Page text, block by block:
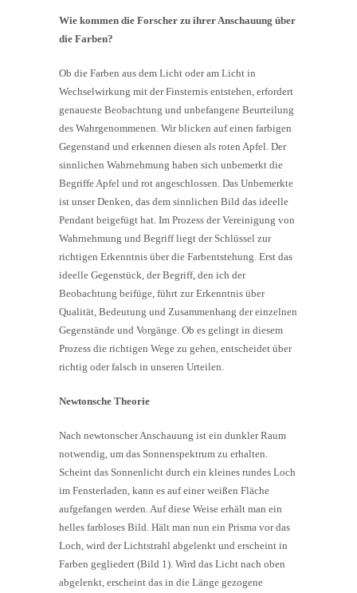
Wie kommen die Forscher zu ihrer Anschauung über
die Farben?
Ob die Farben aus dem Licht oder am Licht in
Wechselwirkung mit der Finsternis entstehen, erfordert
genaueste Beobachtung und unbefangene Beurteilung
des Wahrgenommenen. Wir blicken auf einen farbigen
Gegenstand und erkennen diesen als roten Apfel. Der
sinnlichen Wahrnehmung haben sich unbemerkt die
Begriffe Apfel und rot angeschlossen. Das Unbemerkte
ist unser Denken, das dem sinnlichen Bild das ideelle
Pendant beigefügt hat. Im Prozess der Vereinigung von
Wahrnehmung und Begriff liegt der Schlüssel zur
richtigen Erkenntnis über die Farbentstehung. Erst das
ideelle Gegenstück, der Begriff, den ich der
Beobachtung beifüge, führt zur Erkenntnis über
Qualität, Bedeutung und Zusammenhang der einzelnen
Gegenstände und Vorgänge. Ob es gelingt in diesem
Prozess die richtigen Wege zu gehen, entscheidet über
richtig oder falsch in unseren Urteilen.
Newtonsche Theorie
Nach newtonscher Anschauung ist ein dunkler Raum
notwendig, um das Sonnenspektrum zu erhalten.
Scheint das Sonnenlicht durch ein kleines rundes Loch
im Fensterladen, kann es auf einer weißen Fläche
aufgefangen werden. Auf diese Weise erhält man ein
helles farbloses Bild. Hält man nun ein Prisma vor das
Loch, wird der Lichtstrahl abgelenkt und erscheint in
Farben gegliedert (Bild 1). Wird das Licht nach oben
abgelenkt, erscheint das in die Länge gezogene